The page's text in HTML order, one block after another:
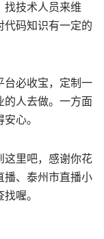
找技术人员来维
代码知识有一定的
台必收宝，定制一
的人去做。一方面
心。
这里吧，感谢你花
播、泰州市直播小
喔。